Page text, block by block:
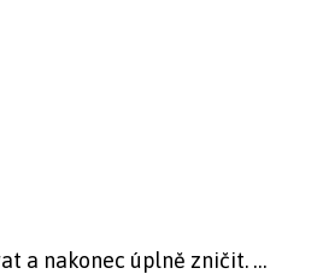
a nakonec úplně zničit. …